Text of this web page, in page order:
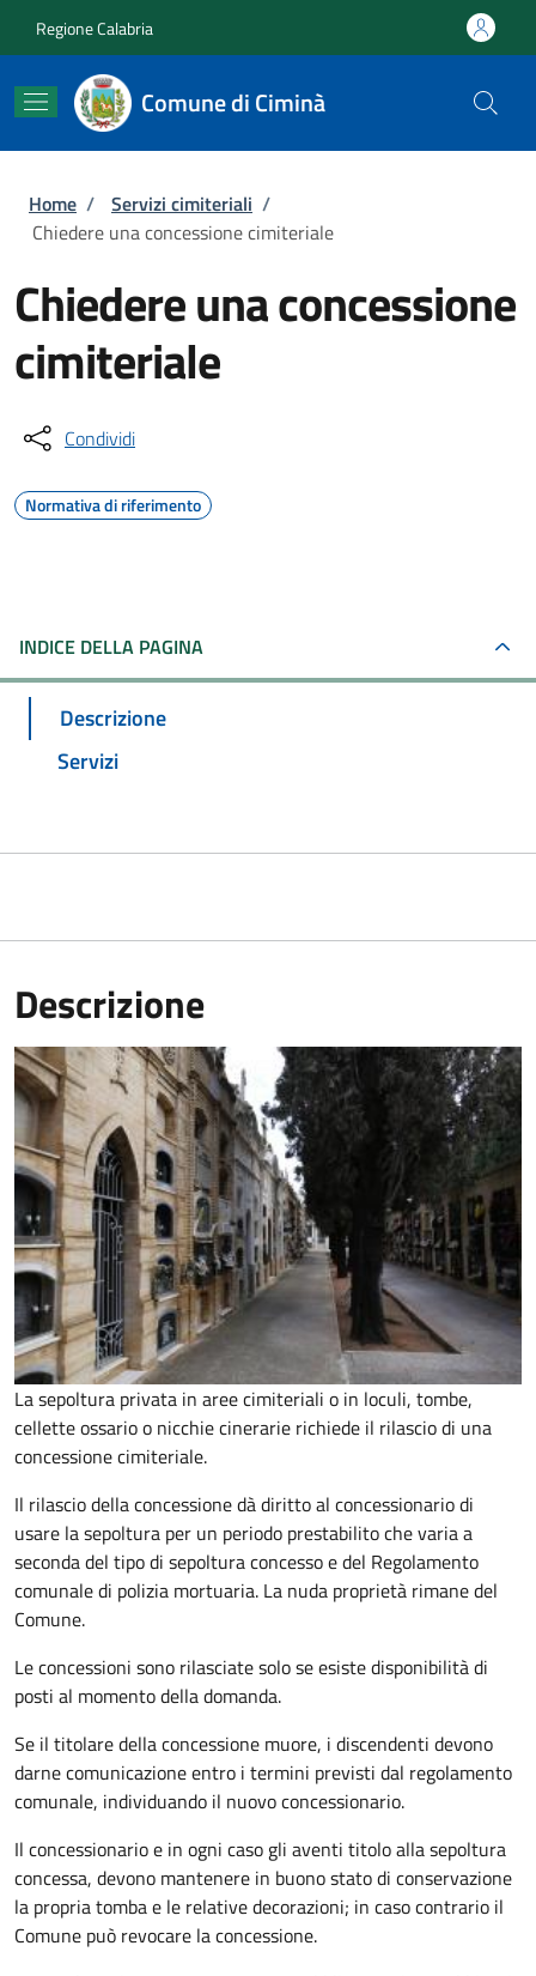
Regione Calabria
Comune di Ciminà
Briciole di pane
Home / Servizi cimiteriali /
Chiedere una concessione cimiteriale
Chiedere una concessione
cimiteriale
Condividi
Normativa di riferimento
INDICE DELLA PAGINA
Descrizione
Servizi
Descrizione
La sepoltura privata in aree cimiteriali o in loculi, tombe,
cellette ossario o nicchie cinerarie richiede il rilascio di una
concessione cimiteriale.
Il rilascio della concessione dà diritto al concessionario di
usare la sepoltura per un periodo prestabilito che varia a
seconda del tipo di sepoltura concesso e del Regolamento
comunale di polizia mortuaria. La nuda proprietà rimane del
Comune.
Le concessioni sono rilasciate solo se esiste disponibilità di
posti al momento della domanda.
Se il titolare della concessione muore, i discendenti devono
darne comunicazione entro i termini previsti dal regolamento
comunale, individuando il nuovo concessionario.
Il concessionario e in ogni caso gli aventi titolo alla sepoltura
concessa, devono mantenere in buono stato di conservazione
la propria tomba e le relative decorazioni; in caso contrario il
Comune può revocare la concessione.